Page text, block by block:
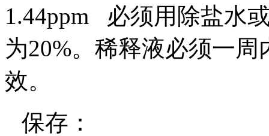
1.44ppm 必须用除盐水
为20%。稀释液必须一
效。
保存：